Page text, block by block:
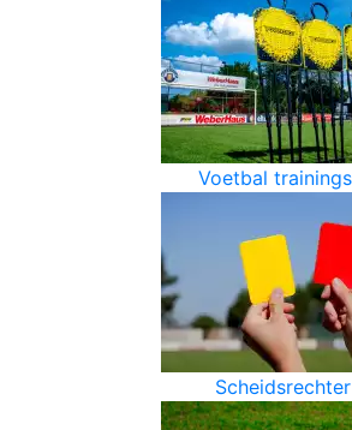
Voetbal